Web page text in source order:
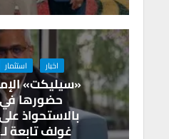
اخبار استثمار
«سيليكت»
حضورها في
غولف تابعة